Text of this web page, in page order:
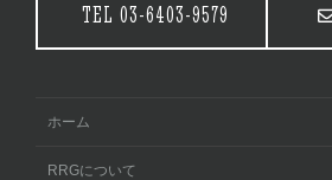
TEL 03-6403-9579
ホーム
RRGについて